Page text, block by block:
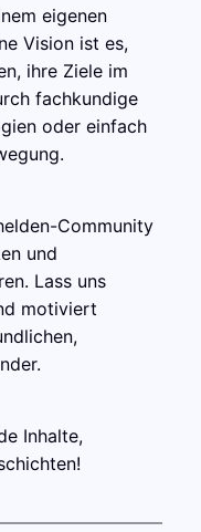
eigenen
Vision ist es,
ihre Ziele im
fachkundige
oder einfach
Community
und
Lass uns
motiviert
Inhalte,